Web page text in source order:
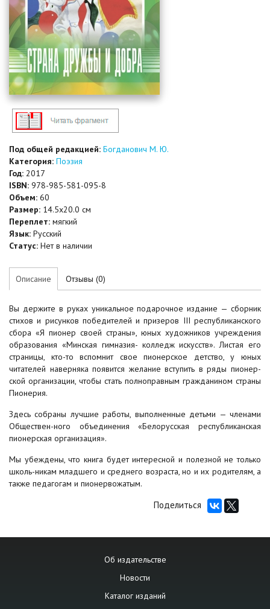
Под общей редакцией: Богданович М. Ю.
Категория: Поэзия
Год: 2017
ISBN: 978-985-581-095-8
Объем: 60
Размер: 14.5x20.0 см
Переплет: мягкий
Язык: Русский
Статус: Нет в наличии
Описание Отзывы (0)
Вы держите в руках уникальное подарочное издание — сборник
стихов и рисунков победителей и призеров ІІІ республиканского
сбора «Я пионер своей страны», юных художников учреждения
образования «Минская гимназия- колледж искусств». Листая его
страницы, кто-то вспомнит свое пионерское детство, у юных
читателей наверняка появится желание вступить в ряды пионер-
ской организации, чтобы стать полноправным гражданином страны
Пионерия.
Здесь собраны лучшие работы, выполненные детьми — членами
Обществен-ного объединения «Белорусская республиканская
пионерская организация».
Мы убеждены, что книга будет интересной и полезной не только
школь-никам младшего и среднего возраста, но и их родителям, а
также педагогам и пионервожатым.
Поделиться
Об издательстве
Новости
Каталог изданий